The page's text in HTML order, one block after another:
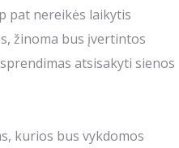
pat nereikės laikytis
žinoma bus įvertintos
atsisakyti sienos
kurios bus vykdomos